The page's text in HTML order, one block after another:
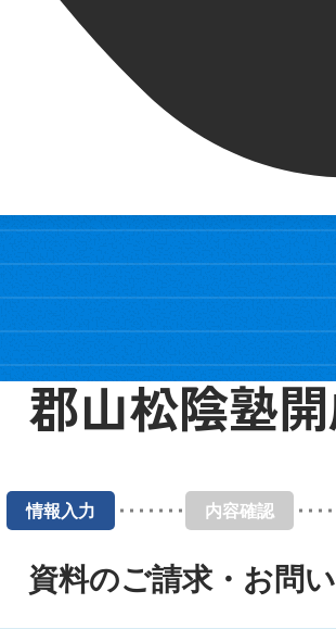
郡山松陰塾
情報入力 内容確認
資料のご請求・お問